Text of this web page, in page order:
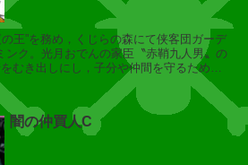
ンク。光月おでんの家臣〝赤鞘九人男〟の
むき出しにし，子分や仲間を守るため，
力...
闇の仲買人C